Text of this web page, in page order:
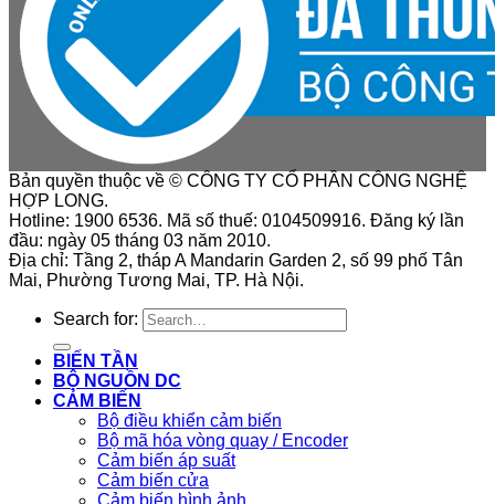
Bản quyền thuộc về © CÔNG TY CỔ PHẦN CÔNG NGHỆ
HỢP LONG.
Hotline: 1900 6536. Mã số thuế: 0104509916. Đăng ký lần
đầu: ngày 05 tháng 03 năm 2010.
Địa chỉ: Tầng 2, tháp A Mandarin Garden 2, số 99 phố Tân
Mai, Phường Tương Mai, TP. Hà Nội.
Search for:
BIẾN TẦN
BỘ NGUỒN DC
CẢM BIẾN
Bộ điều khiển cảm biến
Bộ mã hóa vòng quay / Encoder
Cảm biến áp suất
Cảm biến cửa